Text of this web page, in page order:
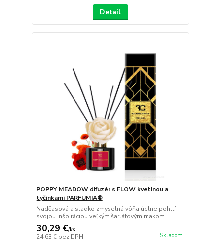
Detail
POPPY MEADOW difuzér s FLOW kvetinou a
tyčinkami PARFUMIA®
Nadčasová a sladko zmyselná vôňa úplne pohltí
svojou inšpiráciou veľkým šarlátovým makom.
30,29 €/ks
24,63 € bez DPH Skladom